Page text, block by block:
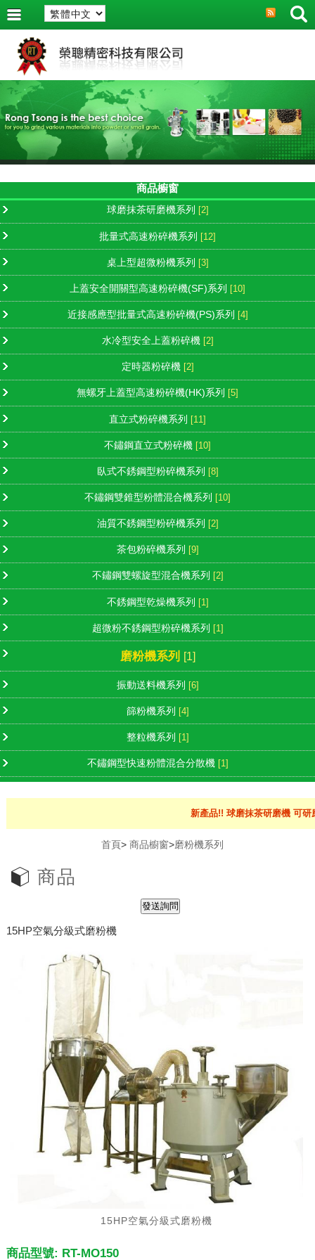
商品櫥窗
球磨抹茶研磨機系列 [2]
批量式高速粉碎機系列 [12]
桌上型超微粉機系列 [3]
上蓋安全開關型高速粉碎機(SF)系列 [10]
近接感應型批量式高速粉碎機(PS)系列 [4]
水冷型安全上蓋粉碎機 [2]
定時器粉碎機 [2]
無螺牙上蓋型高速粉碎機(HK)系列 [5]
直立式粉碎機系列 [11]
不鏽鋼直立式粉碎機 [10]
臥式不銹鋼型粉碎機系列 [8]
不鏽鋼雙錐型粉體混合機系列 [10]
油質不銹鋼型粉碎機系列 [2]
茶包粉碎機系列 [9]
不鏽鋼雙螺旋型混合機系列 [2]
不銹鋼型乾燥機系列 [1]
超微粉不銹鋼型粉碎機系列 [1]
磨粉機系列 [1]
振動送料機系列 [6]
篩粉機系列 [4]
整粒機系列 [1]
不鏽鋼型快速粉體混合分散機 [1]
新產品!! 球磨抹茶研磨機 可研
首頁> 商品櫥窗>磨粉機系列
商品
15HP空氣分級式磨粉機
15HP空氣分級式磨粉機
商品型號: RT-MO150